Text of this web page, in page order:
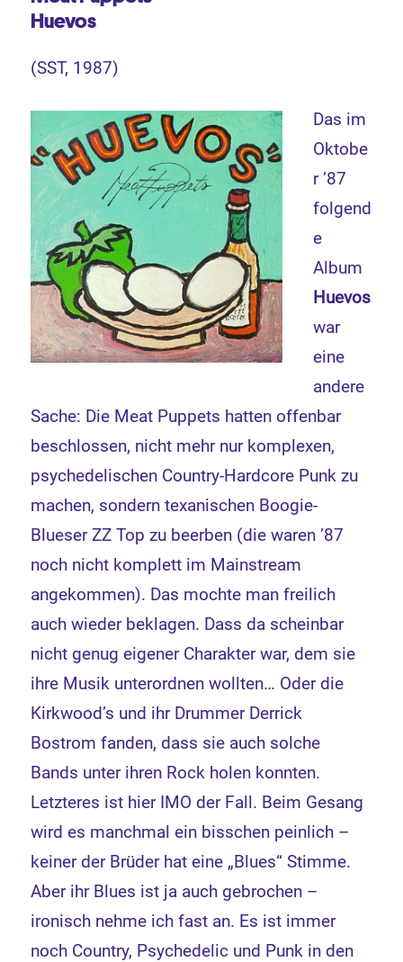
Huevos
(SST, 1987)
Das im
Oktobe
r ’87
folgend
e
Album
Huevos
war
eine
andere
Sache: Die Meat Puppets hatten offenbar
beschlossen, nicht mehr nur komplexen,
psychedelischen Country-Hardcore Punk zu
machen, sondern texanischen Boogie-
Blueser ZZ Top zu beerben (die waren ’87
noch nicht komplett im Mainstream
angekommen). Das mochte man freilich
auch wieder beklagen. Dass da scheinbar
nicht genug eigener Charakter war, dem sie
ihre Musik unterordnen wollten… Oder die
Kirkwood’s und ihr Drummer Derrick
Bostrom fanden, dass sie auch solche
Bands unter ihren Rock holen konnten.
Letzteres ist hier IMO der Fall. Beim Gesang
wird es manchmal ein bisschen peinlich –
keiner der Brüder hat eine „Blues“ Stimme.
Aber ihr Blues ist ja auch gebrochen –
ironisch nehme ich fast an. Es ist immer
noch Country, Psychedelic und Punk in den